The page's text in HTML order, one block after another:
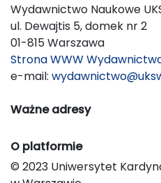
Wydawnictwo Naukowe
ul. Dewajtis 5, domek nr 2
01-815 Warszawa
Strona WWW
e-mail:
Ważne adresy
O platformie
© 2023 Uniwersytet